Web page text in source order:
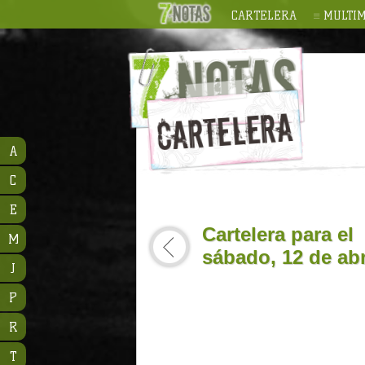
CARTELERA
Cartelera para el
sábado, 12 de
A
C
E
M
J
P
R
T